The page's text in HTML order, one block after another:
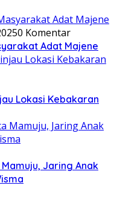
0 Komentar
Adat Majene
Lokasi Kebakaran
Jaring Anak